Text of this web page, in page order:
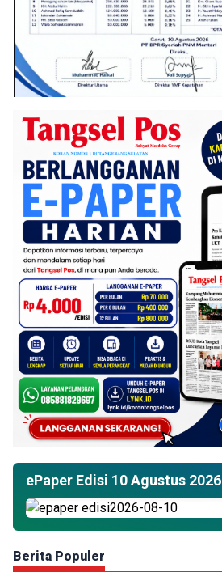
ePaper Edisi 10 Agustus 2026
Berita Populer